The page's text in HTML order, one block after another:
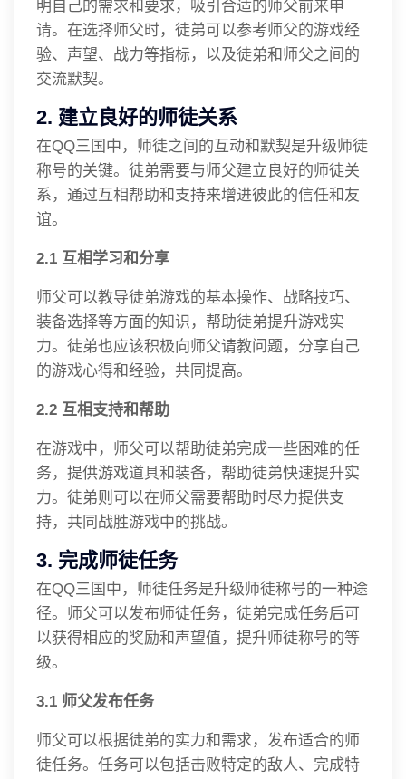
明自己的需求和要求，吸引合适的师父前来申
请。在选择师父时，徒弟可以参考师父的游戏经
验、声望、战力等指标，以及徒弟和师父之间的
交流默契。
2. 建立良好的师徒关系
在QQ三国中，师徒之间的互动和默契是升级师徒
称号的关键。徒弟需要与师父建立良好的师徒关
系，通过互相帮助和支持来增进彼此的信任和友
谊。
2.1 互相学习和分享
师父可以教导徒弟游戏的基本操作、战略技巧、
装备选择等方面的知识，帮助徒弟提升游戏实
力。徒弟也应该积极向师父请教问题，分享自己
的游戏心得和经验，共同提高。
2.2 互相支持和帮助
在游戏中，师父可以帮助徒弟完成一些困难的任
务，提供游戏道具和装备，帮助徒弟快速提升实
力。徒弟则可以在师父需要帮助时尽力提供支
持，共同战胜游戏中的挑战。
3. 完成师徒任务
在QQ三国中，师徒任务是升级师徒称号的一种途
径。师父可以发布师徒任务，徒弟完成任务后可
以获得相应的奖励和声望值，提升师徒称号的等
级。
3.1 师父发布任务
师父可以根据徒弟的实力和需求，发布适合的师
徒任务。任务可以包括击败特定的敌人、完成特